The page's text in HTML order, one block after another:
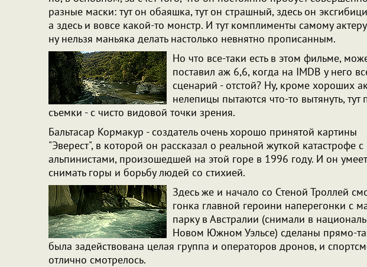
разные маски: тут он обаяшка, тут он страшный, здесь он
а здесь и вовсе какой-то монстр. И тут комплименты самому
ну нельзя маньяка делать настолько невнятно прописанным.
Но что все-таки есть в этом фильме,
поставил аж 6,6, когда на IMDB у него
сценарий - отстой? Ну, кроме хороших
нелепицы пытаются что-то вытянуть,
съемки - с чисто видовой точки зрения.
Бальтасар Кормакур - создатель очень хорошо принятой картины
"Эверест", в которой он рассказал о реальной жуткой катастрофе с
альпинистами, произошедшей на этой горе в 1996 году. И он умеет
снимать горы и борьбу людей со стихией.
Здесь же и начало со Стеной Троллей
гонка главной героини наперегонки с
парку в Австралии (снимали в
Новом Южном Уэльсе) сделаны прямо-
была задействована целая группа и операторов дронов, и
отлично смотрелось.